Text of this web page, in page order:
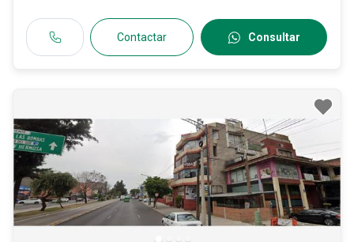
Contactar Consultar